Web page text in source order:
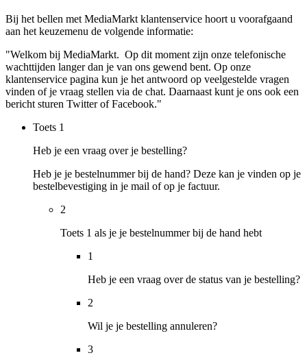
Bij het bellen met MediaMarkt klantenservice hoort u voorafgaand
aan het keuzemenu de volgende informatie:
"Welkom bij MediaMarkt. Op dit moment zijn onze telefonische
wachttijden langer dan je van ons gewend bent. Op onze
klantenservice pagina kun je het antwoord op veelgestelde vragen
vinden of je vraag stellen via de chat. Daarnaast kunt je ons ook een
bericht sturen Twitter of Facebook."
Toets 1
Heb je een vraag over je bestelling?
Heb je je bestelnummer bij de hand? Deze kan je vinden op je
bestelbevestiging in je mail of op je factuur.
2
Toets 1 als je je bestelnummer bij de hand hebt
1
Heb je een vraag over de status van je bestelling?
2
Wil je je bestelling annuleren?
3